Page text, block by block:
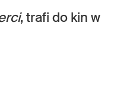
, trafi do kin w